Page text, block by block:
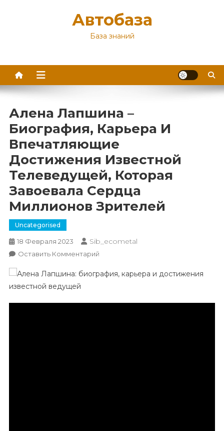
Автобаза
База знаний
Алена Лапшина –
Биография, Карьера И
Впечатляющие
Достижения Известной
Телеведущей, Которая
Завоевала Сердца
Миллионов Зрителей
Uncategorised
18 Февраля 2023 Sib_ecometal
Оставить КомментарийК
Лапшина